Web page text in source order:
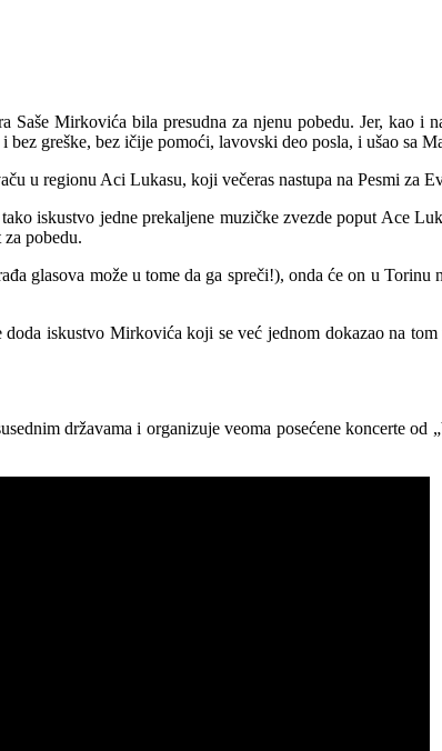
Mirkovića bila presudna za njenu pobedu. Jer, kao i
greške, bez ičije pomoći, lavovski deo posla, i ušao sa
u regionu Aci Lukasu, koji večeras nastupa na Pesmi za
iskustvo jedne prekaljene muzičke zvezde poput Ace
pobedu.
glasova može u tome da ga spreči!), onda će on u
iskustvo Mirkovića koji se već jednom dokazao na
državama i organizuje veoma posećene koncerte od